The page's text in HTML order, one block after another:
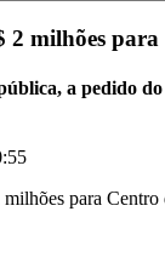
milhões
a pedido